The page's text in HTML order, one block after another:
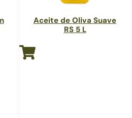
Aceite de Oliva Suave
RS 5 L